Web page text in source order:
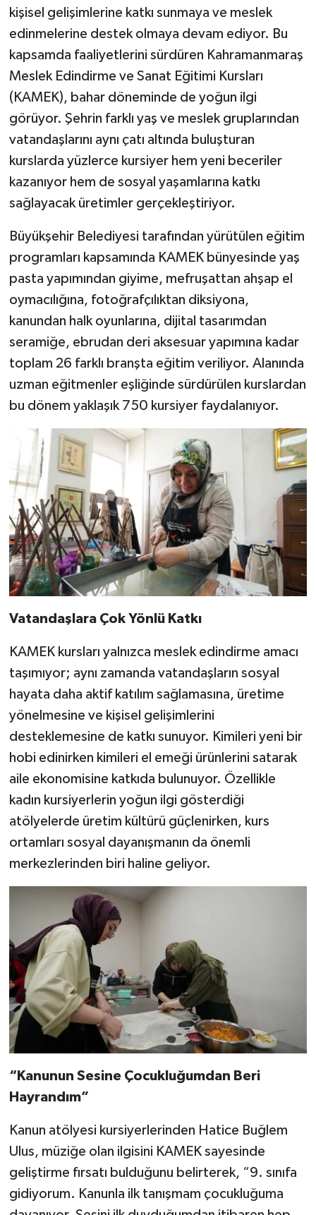
kişisel gelişimlerine katkı sunmaya ve meslek
edinmelerine destek olmaya devam ediyor. Bu
kapsamda faaliyetlerini sürdüren Kahramanmaraş
Meslek Edindirme ve Sanat Eğitimi Kursları
(KAMEK), bahar döneminde de yoğun ilgi
görüyor. Şehrin farklı yaş ve meslek gruplarından
vatandaşlarını aynı çatı altında buluşturan
kurslarda yüzlerce kursiyer hem yeni beceriler
kazanıyor hem de sosyal yaşamlarına katkı
sağlayacak üretimler gerçekleştiriyor.
Büyükşehir Belediyesi tarafından yürütülen eğitim
programları kapsamında KAMEK bünyesinde yaş
pasta yapımından giyime, mefruşattan ahşap el
oymacılığına, fotoğrafçılıktan diksiyona,
kanundan halk oyunlarına, dijital tasarımdan
seramiğe, ebrudan deri aksesuar yapımına kadar
toplam 26 farklı branşta eğitim veriliyor. Alanında
uzman eğitmenler eşliğinde sürdürülen kurslardan
bu dönem yaklaşık 750 kursiyer faydalanıyor.
Vatandaşlara Çok Yönlü Katkı
KAMEK kursları yalnızca meslek edindirme amacı
taşımıyor; aynı zamanda vatandaşların sosyal
hayata daha aktif katılım sağlamasına, üretime
yönelmesine ve kişisel gelişimlerini
desteklemesine de katkı sunuyor. Kimileri yeni bir
hobi edinirken kimileri el emeği ürünlerini satarak
aile ekonomisine katkıda bulunuyor. Özellikle
kadın kursiyerlerin yoğun ilgi gösterdiği
atölyelerde üretim kültürü güçlenirken, kurs
ortamları sosyal dayanışmanın da önemli
merkezlerinden biri haline geliyor.
“Kanunun Sesine Çocukluğumdan Beri
Hayrandım”
Kanun atölyesi kursiyerlerinden Hatice Buğlem
Ulus, müziğe olan ilgisini KAMEK sayesinde
geliştirme fırsatı bulduğunu belirterek, “9. sınıfa
gidiyorum. Kanunla ilk tanışmam çocukluğuma